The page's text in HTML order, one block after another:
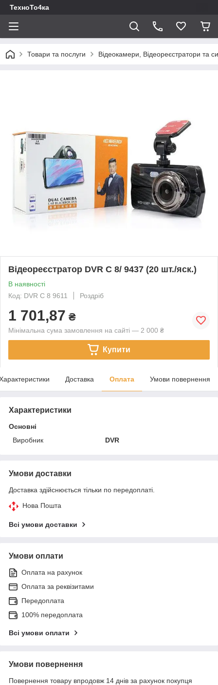
ТехноТо4ка
Товари та послуги Відеокамери, Відеореєстратори та
Відеореєстратор DVR C 8/ 9437 (20 шт./яск.)
В наявності
Код: DVR C 8 9611
Роздріб
1 701,87 ₴
Мінімальна сума замовлення на сайті — 2 000 ₴
Купити
Доставка Оплата Умови повернення
Характеристики
Основні
Виробник
DVR
Умови доставки
Доставка здійснюється тільки по передоплаті.
Нова Пошта
Всі умови доставки
Умови оплати
Оплата на рахунок
Оплата за реквізитами
Передоплата
100% передоплата
Всі умови оплати
Умови повернення
Повернення товару впродовж 14 днів за рахунок покупця